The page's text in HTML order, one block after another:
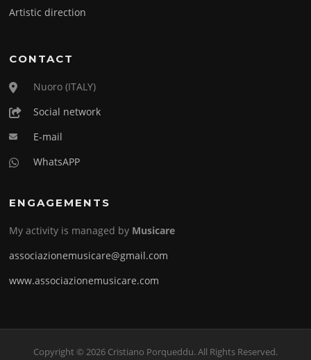
Artistic direction
CONTACT
Nuoro (ITALY)
Social network
E-mail
WhatsAPP
ENGAGEMENTS
My activity is managed by Musicare
associazionemusicare@gmail.com
www.associazionemusicare.com
Copyright © 2026 Cristiano Porqueddu. All Rights Reserved.